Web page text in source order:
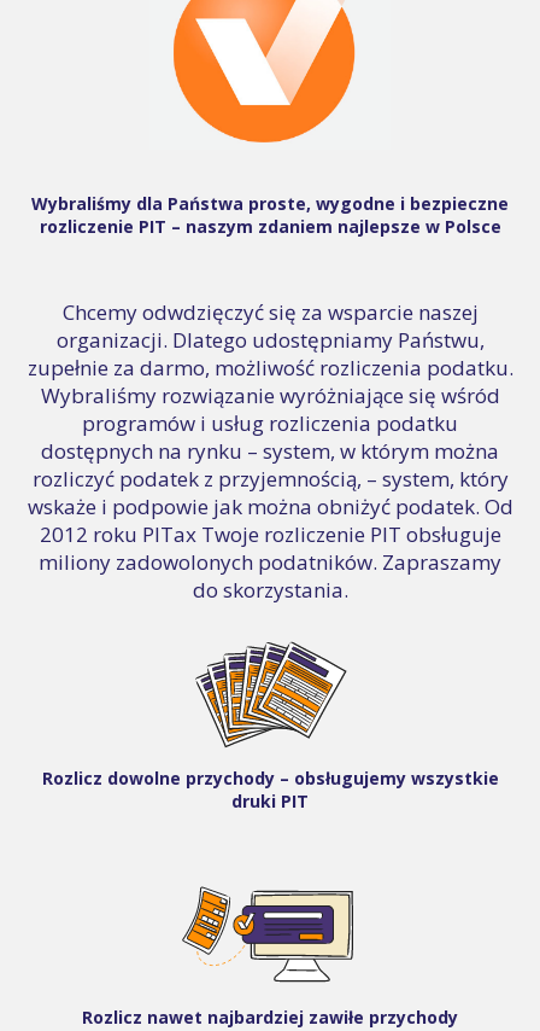
Wybraliśmy dla Państwa proste, wygodne i bezpieczne
rozliczenie PIT – naszym zdaniem najlepsze w Polsce
Chcemy odwdzięczyć się za wsparcie naszej
organizacji. Dlatego udostępniamy Państwu,
zupełnie za darmo, możliwość rozliczenia podatku.
Wybraliśmy rozwiązanie wyróżniające się wśród
programów i usług rozliczenia podatku
dostępnych na rynku – system, w którym można
rozliczyć podatek z przyjemnością, – system, który
wskaże i podpowie jak można obniżyć podatek. Od
2012 roku PITax Twoje rozliczenie PIT obsługuje
miliony zadowolonych podatników. Zapraszamy
do skorzystania.
Rozlicz dowolne przychody – obsługujemy wszystkie
druki PIT
Rozlicz nawet najbardziej zawiłe przychody